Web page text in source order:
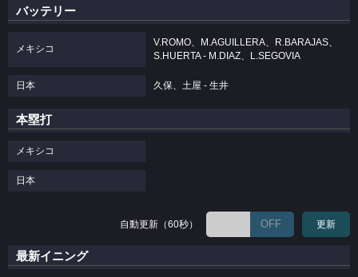
バッテリー
メキシコ
V.ROMO、M.AGUILLERA、R.BARAJAS、
S.HUERTA - M.DIAZ、L.SEGOVIA
日本 久保、土屋 - 生井
本塁打
メキシコ
日本
自動更新（60秒） OFF 更新
最新イニング